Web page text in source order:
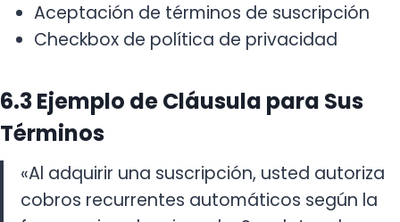
Aceptación de términos de suscripción
Checkbox de política de privacidad
6.3 Ejemplo de Cláusula para Sus
Términos
«Al adquirir una suscripción, usted autoriza
cobros recurrentes automáticos según la